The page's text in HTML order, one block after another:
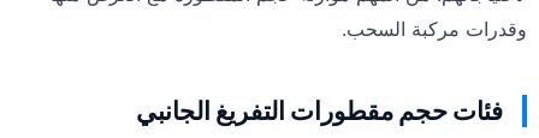
وقدرات مركبة السحب.
فئات حجم مقطورات التفريغ الجانبي